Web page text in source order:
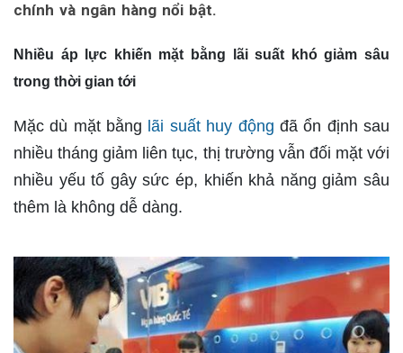
chính và ngân hàng nổi bật.
Nhiều áp lực khiến mặt bằng lãi suất khó giảm sâu
trong thời gian tới
Mặc dù mặt bằng lãi suất huy động đã ổn định sau
nhiều tháng giảm liên tục, thị trường vẫn đối mặt với
nhiều yếu tố gây sức ép, khiến khả năng giảm sâu
thêm là không dễ dàng.